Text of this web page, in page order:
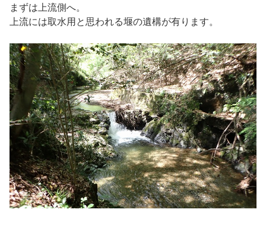
まずは上流側へ。
上流には取水用と思われる堰の遺構が有ります。